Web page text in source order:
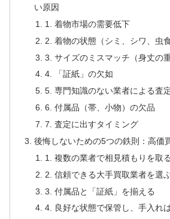
い原因
1. 着物市場の需要低下
2. 着物の状態（シミ、シワ、虫食
3. サイズのミスマッチ（身丈の重
4. 「証紙」の欠如
5. 専門知識のない業者による査
6. 付属品（帯、小物）の欠品
7. 査定に出すタイミング
後悔しないための5つの鉄則：高価
1. 複数の業者で相見積もりを取る
2. 信頼できる大手買取業者を選
3. 付属品と「証紙」を揃える
4. 良好な状態で保管し、手入れ